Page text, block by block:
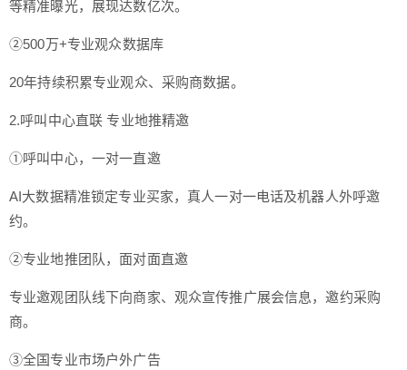
等精准曝光，展现达数亿次。
②500万+专业观众数据库
20年持续积累专业观众、采购商数据。
2.呼叫中心直联 专业地推精邀
①呼叫中心，一对一直邀
AI大数据精准锁定专业买家，真人一对一电话及机器人外呼邀
约。
②专业地推团队，面对面直邀
专业邀观团队线下向商家、观众宣传推广展会信息，邀约采购
商。
③全国专业市场户外广告